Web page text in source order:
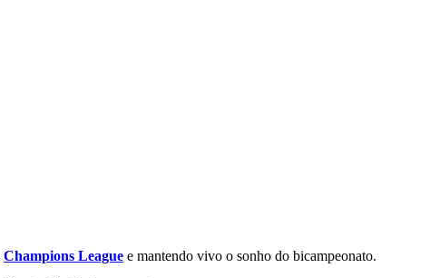
Champions League e mantendo vivo o sonho do bicampeonato.